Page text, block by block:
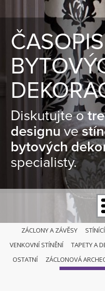
Diskutujte o
designuve
bytových
specialisty.
ZÁCLONY A ZÁVĚSY
VENKOVNÍ STÍNĚNÍ
TAPETY A
OSTATNÍ
ZÁCLONOVÁ